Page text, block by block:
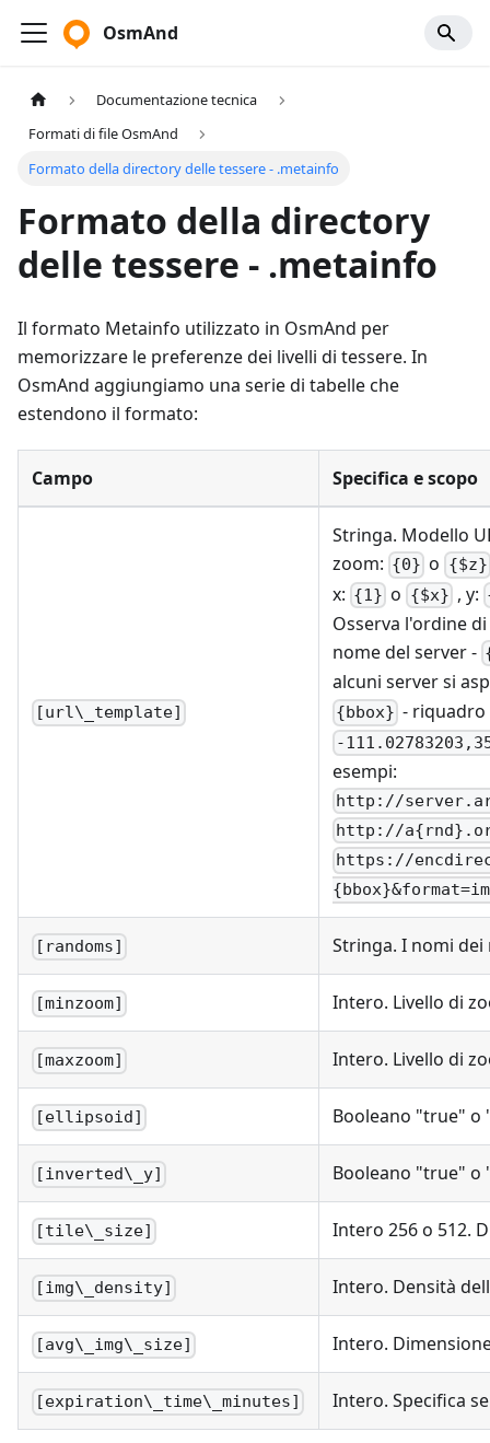
OsmAnd
Documentazione tecnica
Formati di file OsmAnd
Formato della directory delle tessere - .metainfo
Formato della directory
delle tessere - .metainfo
Il formato Metainfo utilizzato in OsmAnd per
memorizzare le preferenze dei livelli di tessere. In
OsmAnd aggiungiamo una serie di tabelle che
estendono il formato:
Campo Specifica e scopo
[url\_template]
Stringa. Modello
zoom: {0} o {$z}
x: {1} o {$x} , y:
Osserva l'ordine
nome del server -
alcuni server si
{bbox} - riquadro
-
esempi:
http://
http://
https://
[randoms] Stringa. I nomi
[minzoom] Intero. Livello di
[maxzoom] Intero. Livello di
[ellipsoid] Booleano "true" o
[inverted\_y] Booleano "true" o
[tile\_size] Intero 256 o 512.
[img\_density] Intero. Densità
[avg\_img\_size] Intero.
[expiration\_time\_minutes] Intero. Specifica